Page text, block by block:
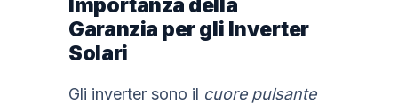
Importanza della
Garanzia per gli Inverter
Solari
Gli inverter sono il cuore pulsante